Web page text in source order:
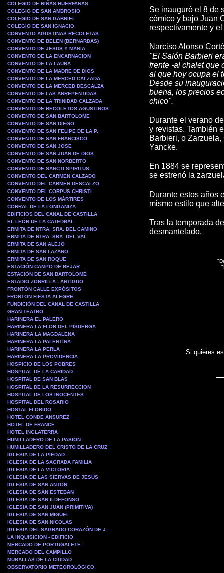
COLEGIO DE NIÑAS HUERFANAS
COLEGIO DE SAN AMBROSIO
COLEGIO DE SAN GABRIEL
COLEGIO DE SAN IGNACIO
CONVENTO AGUSTINAS RECOLETAS
CONVENTO DE BELEN (BERNARDAS)
CONVENTO DE JESUS Y MARIA
CONVENTO DE LA ENCARNACION
CONVENTO DE LA LAURA
CONVENTO DE LA MADRE DE DIOS
CONVENTO DE LA MERCED CALZADA
CONVENTO DE LA MERCED DESCALZA
CONVENTO DE LAS ARREPENTIDAS
CONVENTO DE LA TRINIDAD CALZADA
CONVENTO DE RECOLETOS AGUSTINOS
CONVENTO DE SAN BARTOLOME
CONVENTO DE SAN DIEGO
CONVENTO DE SAN FELIPE DE LA P.
CONVENTO DE SAN FRANCISCO
CONVENTO DE SAN JOSE
CONVENTO DE SAN JUAN DE DIOS
CONVENTO DE SAN NORBERTO
CONVENTO DE SANCTI SPIRITUS
CONVENTO DEL CARMEN CALZADO
CONVENTO DEL CARMEN DESCALZO
CONVENTO DEL CORPUS CHRISTI
CONVENTO DE LOS MÁRTIRES
CORRAL DE LA LONGANIZA
EDIFICIOS DEL CANAL DE CASTILLA
EL LEÓN DE LA CATEDRAL
ERMITA DE NTRA. SRA. DEL CAMINO
ERMITA DE NTRA. SRA. DEL VAL
ERMITA DE SAN ALEJO
ERMITA DE SAN LAZARO
ERMITA DE SAN ROQUE
ESTACIÓN CAMPO DE BEJAR
ESTACIÓN DE SAN BARTOLOMÉ
ESTADIO ZORRILLA - ANTIGUO
FRONTÓN CALLE EXPÓSITOS
FRONTON FIESTA ALEGRE
FUNDICIÓN DEL CANAL DE CASTILLA
GRAN TEATRO
HARINERA EL PALERO
HARINERA LA FLOR DEL PISUERGA
HARINERA LA MAGDALENA
HARINERA LA PALENTINA
HARINERA LA PERLA
HARINERA LA PROVIDENCIA
HOSPICIO DE LOS POBRES
HOSPITAL DE LA CARIDAD
HOSPITAL DE SAN BLAS
HOSPITAL DE LA RESURRECCION
HOSPITAL DE LOS INOCENTES
HOSPITAL DEL ROSARIO
HOSTAL FLORIDO
HOTEL CONDE ANSUREZ
HOTEL DE FRANCE
HOTEL INGLATERRA
HUMILLADERO DE LA PASION
HUMILLADERO DEL CRISTO DE LA CRUZ
IGLESIA DE LA PIEDAD
IGLESIA DE LA SAGRADA FAMILIA
IGLESIA DE LA VICTORIA
IGLESIA DE LAS SIERVAS DE JESÚS
IGLESIA DE SAN ANTON
IGLESIA DE SAN ESTEBAN
IGLESIA DE SAN ILDEFONSO
IGLESIA DE SAN JUAN (PRIMITIVA)
IGLESIA DE SAN MIGUEL
IGLESIA DE SAN NICOLAS
IGLESIA DEL SAGRADO CORAZÓN DE J.
LA INQUISICION - EDIFICIO
MERCADO DE PORTUGALETE
MERCADO DEL CAMPILLO
MURALLAS DE LA CIUDAD
OBSERVATORIO METEOROLÓGICO
Se inauguró el 8 de
cómico y bajo Juan
respectivamente y
Narciso Alonso
"El Salón Barbieri
frente -al chalet que
al que hoy ocupa el
Desde su
buena, los precios
chico".
Durante el verano
y revistas. También
Barbieri, o
Yancke.
En 1884 se
se estrenó la
Durante estos años
mismo estilo que
Tras la temporada
desmantelado.
Si quieres